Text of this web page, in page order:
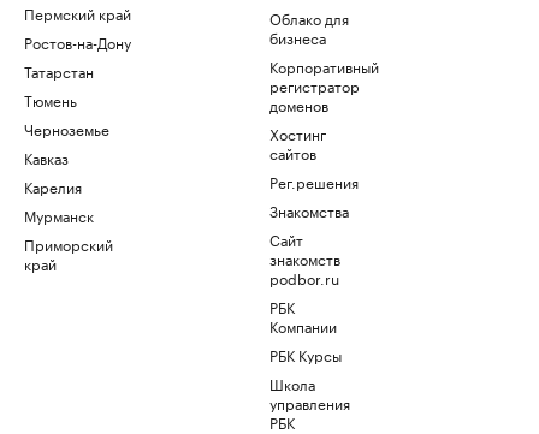
Пермский край
Ростов-на-Дону
Татарстан
Тюмень
Черноземье
Кавказ
Карелия
Мурманск
Приморский
край
Облако для
бизнеса
Корпоративный
регистратор
доменов
Хостинг
сайтов
Рег.решения
Знакомства
Сайт
знакомств
podbor.ru
РБК
Компании
РБК Курсы
Школа
управления
РБК